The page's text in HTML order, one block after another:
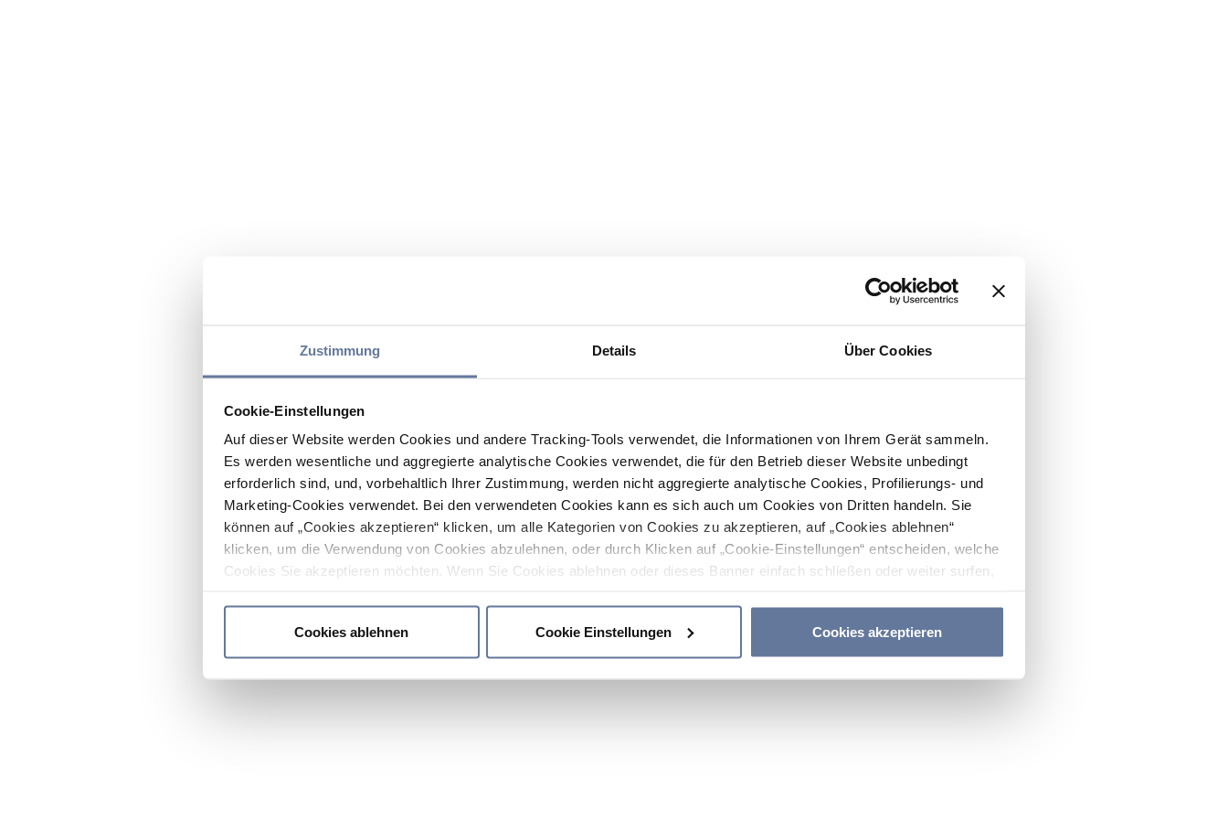
Zustimmung Details Über Cookies
Cookie-Einstellungen
Auf dieser Website werden Cookies und andere Tracking-Tools verwendet, die Informationen von Ihrem Gerät sammeln.
Es werden wesentliche und aggregierte analytische Cookies verwendet, die für den Betrieb dieser Website unbedingt
erforderlich sind, und, vorbehaltlich Ihrer Zustimmung, werden nicht aggregierte analytische Cookies, Profilierungs- und
Marketing-Cookies verwendet. Bei den verwendeten Cookies kann es sich auch um Cookies von Dritten handeln. Sie
können auf „Cookies akzeptieren“ klicken, um alle Kategorien von Cookies zu akzeptieren, auf „Cookies ablehnen“
klicken, um die Verwendung von Cookies abzulehnen, oder durch Klicken auf „Cookie-Einstellungen“ entscheiden, welche
Cookies Sie akzeptieren möchten. Wenn Sie Cookies ablehnen oder dieses Banner einfach schließen oder weiter surfen,
Cookies ablehnen
Cookie Einstellungen Cookies akzeptieren